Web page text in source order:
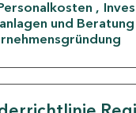
und Beratung